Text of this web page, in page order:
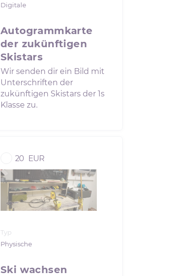
Digitale
Autogrammkarte
der zukünftigen
Skistars
Wir senden dir ein Bild mit
Unterschriften der
zukünftigen Skistars der 1s
Klasse zu.
20 EUR
Typ
Physische
Ski wachsen